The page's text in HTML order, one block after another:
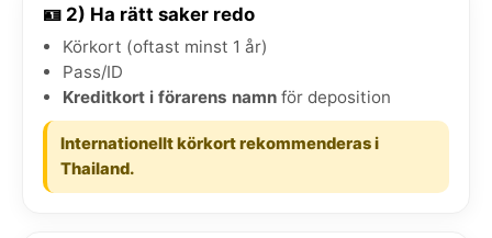
🪪 2) Ha rätt saker redo
Körkort (oftast minst 1 år)
Pass/ID
Kreditkort i förarens namn för deposition
Internationellt körkort rekommenderas i
Thailand.